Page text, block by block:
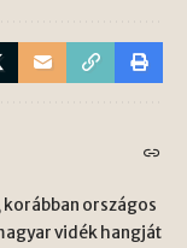
országos
vidék hangját